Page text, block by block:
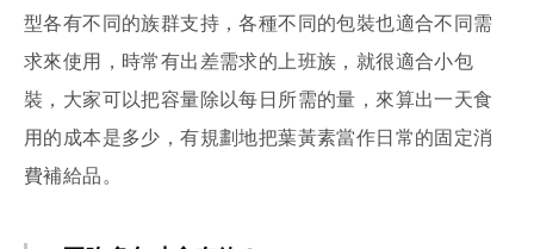
型各有不同的族群支持，各種不同的包裝也適合不同需
求來使用，時常有出差需求的上班族，就很適合小包
裝，大家可以把容量除以每日所需的量，來算出一天食
用的成本是多少，有規劃地把葉黃素當作日常的固定消
費補給品。